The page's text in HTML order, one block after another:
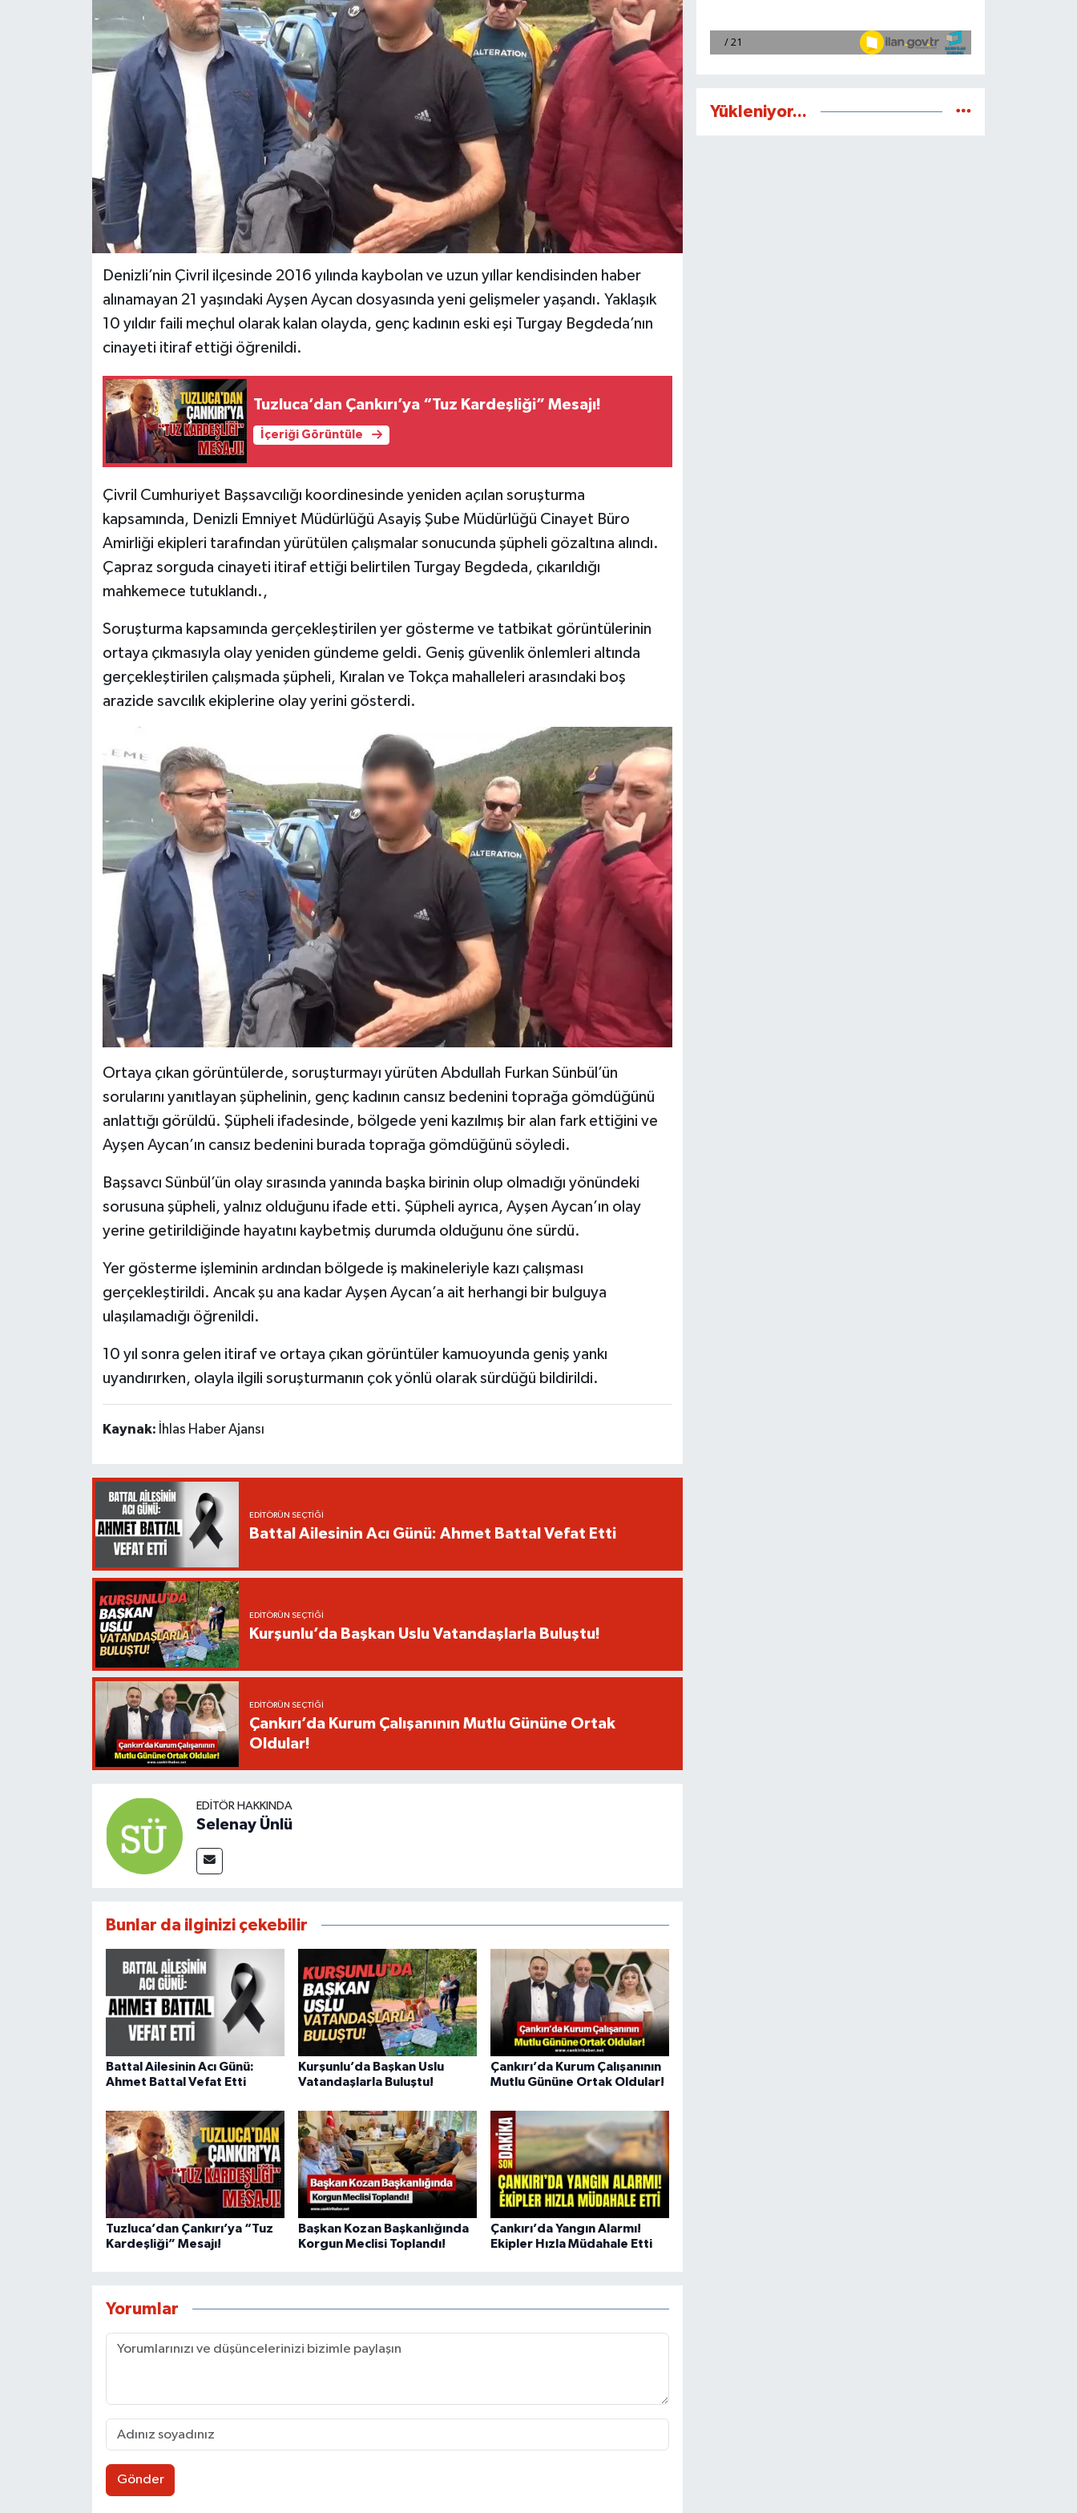
Denizli’nin Çivril ilçesinde 2016 yılında kaybolan ve uzun yıllar kendisinden haber
alınamayan 21 yaşındaki Ayşen Aycan dosyasında yeni gelişmeler yaşandı. Yaklaşık
10 yıldır faili meçhul olarak kalan olayda, genç kadının eski eşi Turgay Begdeda’nın
cinayeti itiraf ettiği öğrenildi.
Tuzluca’dan Çankırı’ya “Tuz Kardeşliği” Mesajı!
İçeriği Görüntüle
Çivril Cumhuriyet Başsavcılığı koordinesinde yeniden açılan soruşturma
kapsamında, Denizli Emniyet Müdürlüğü Asayiş Şube Müdürlüğü Cinayet Büro
Amirliği ekipleri tarafından yürütülen çalışmalar sonucunda şüpheli gözaltına alındı.
Çapraz sorguda cinayeti itiraf ettiği belirtilen Turgay Begdeda, çıkarıldığı
mahkemece tutuklandı.,
Soruşturma kapsamında gerçekleştirilen yer gösterme ve tatbikat görüntülerinin
ortaya çıkmasıyla olay yeniden gündeme geldi. Geniş güvenlik önlemleri altında
gerçekleştirilen çalışmada şüpheli, Kıralan ve Tokça mahalleleri arasındaki boş
arazide savcılık ekiplerine olay yerini gösterdi.
Ortaya çıkan görüntülerde, soruşturmayı yürüten Abdullah Furkan Sünbül’ün
sorularını yanıtlayan şüphelinin, genç kadının cansız bedenini toprağa gömdüğünü
anlattığı görüldü. Şüpheli ifadesinde, bölgede yeni kazılmış bir alan fark ettiğini ve
Ayşen Aycan’ın cansız bedenini burada toprağa gömdüğünü söyledi.
Başsavcı Sünbül’ün olay sırasında yanında başka birinin olup olmadığı yönündeki
sorusuna şüpheli, yalnız olduğunu ifade etti. Şüpheli ayrıca, Ayşen Aycan’ın olay
yerine getirildiğinde hayatını kaybetmiş durumda olduğunu öne sürdü.
Yer gösterme işleminin ardından bölgede iş makineleriyle kazı çalışması
gerçekleştirildi. Ancak şu ana kadar Ayşen Aycan’a ait herhangi bir bulguya
ulaşılamadığı öğrenildi.
10 yıl sonra gelen itiraf ve ortaya çıkan görüntüler kamuoyunda geniş yankı
uyandırırken, olayla ilgili soruşturmanın çok yönlü olarak sürdüğü bildirildi.
Kaynak: İhlas Haber Ajansı
EDITÖRÜN SEÇTIĞI
Battal Ailesinin Acı Günü: Ahmet Battal Vefat Etti
EDITÖRÜN SEÇTIĞI
Kurşunlu’da Başkan Uslu Vatandaşlarla Buluştu!
EDITÖRÜN SEÇTIĞI
Çankırı’da Kurum Çalışanının Mutlu Gününe Ortak
Oldular!
EDITÖR HAKKINDA
Selenay Ünlü
Bunlar da ilginizi çekebilir
Battal Ailesinin Acı Günü:
Ahmet Battal Vefat Etti
Kurşunlu’da Başkan Uslu
Vatandaşlarla Buluştu!
Çankırı’da Kurum Çalışanının
Mutlu Gününe Ortak Oldular!
Tuzluca’dan Çankırı’ya “Tuz
Kardeşliği” Mesajı!
Başkan Kozan Başkanlığında
Korgun Meclisi Toplandı!
Çankırı’da Yangın Alarmı!
Ekipler Hızla Müdahale Etti
Yorumlar
Gönder
Yükleniyor...
KÜLTÜR SANAT
MAGAZİN
VİZYONDAKİLER